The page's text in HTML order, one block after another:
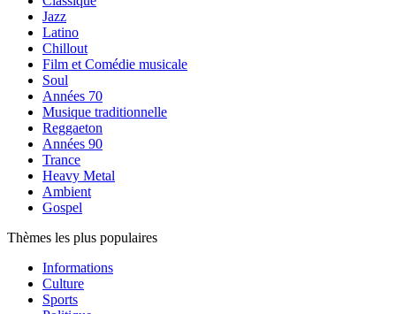
Jazz
Latino
Chillout
Film et Comédie musicale
Soul
Années 70
Musique traditionnelle
Reggaeton
Années 90
Trance
Heavy Metal
Ambient
Gospel
Thèmes les plus populaires
Informations
Culture
Sports